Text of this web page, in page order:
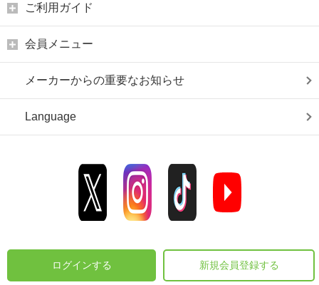
ご利用ガイド
会員メニュー
メーカーからの重要なお知らせ
Language
ログインする 新規会員登録する